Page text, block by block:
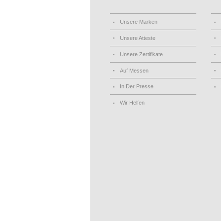
Unsere Marken
Unsere Atteste
Unsere Zertifikate
Auf Messen
In Der Presse
Wir Helfen